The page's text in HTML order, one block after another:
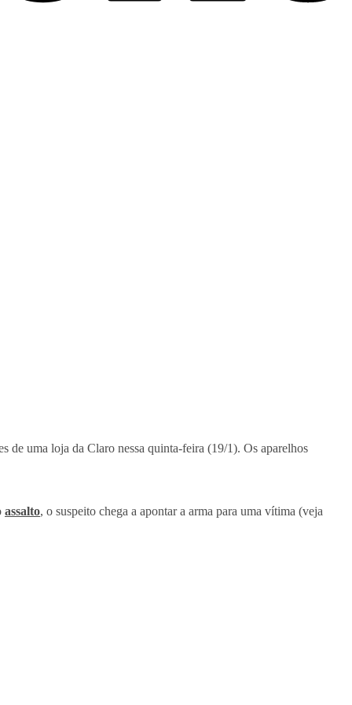
de uma loja da Claro nessa quinta-feira (19/1). Os aparelhos
assalto, o suspeito chega a apontar a arma para uma vítima (veja